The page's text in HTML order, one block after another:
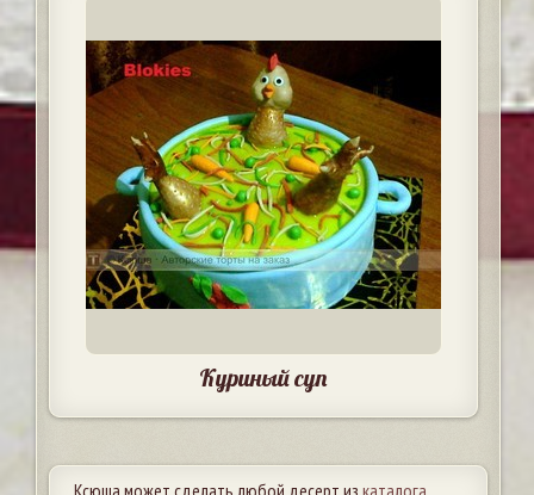
Куриный суп